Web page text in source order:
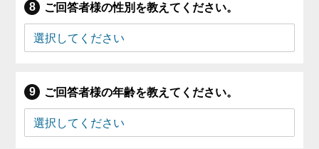
ご回答者様の性別を教えてください。
ご回答者様の年齢を教えてください。